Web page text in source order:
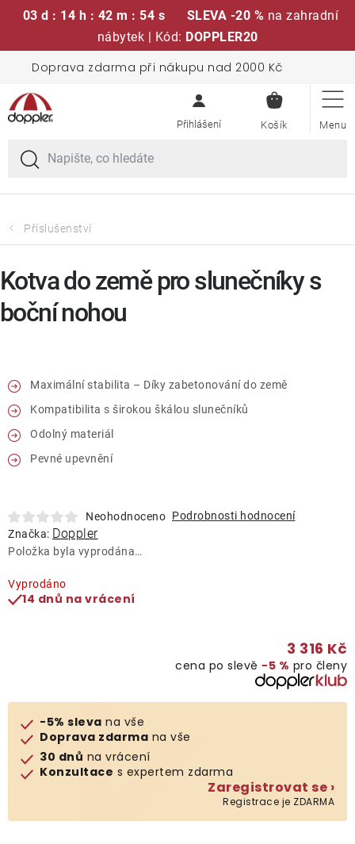
03 d : 14 h : 42 m : 53 s SLEVA -20 % na zahradní
nábytek | Kód: DOPPLER20
obsah
Doprava zdarma při nákupu nad 2000 Kč
KOŠÍK
Sedací soupravy
Slunečníky
Křesla a židle
Lavice a houpačky
Doplňky
Deštníky
Kolekce
Prodávané značky
O nás
Kontakty
Příslušenství
Maximální stabilita – Díky zabetonování do země
Kompatibilita s širokou škálou slunečníků
Odolný materiál
Pevné upevnění
Neohodnoceno Podrobnosti hodnocení
Značka: Doppler
Položka byla vyprodána…
Vyprodáno
14 dnů na vrácení
3 316 Kč
cena po slevě −5 % pro členy
-5% sleva na vše
Doprava zdarma na vše
30 dnů na vrácení
Konzultace s expertem zdarma
Zaregistrovat se ›
Registrace je ZDARMA
Kotva do země pro slunečníky s
boční nohou